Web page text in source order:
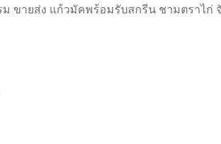
ม ขายส่ง แก้วมัคพร้อมรับสกรีน ชามตราไก่